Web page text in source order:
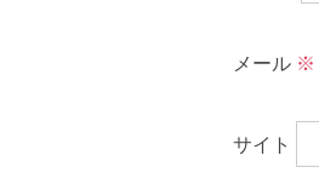
メール ※
サイト